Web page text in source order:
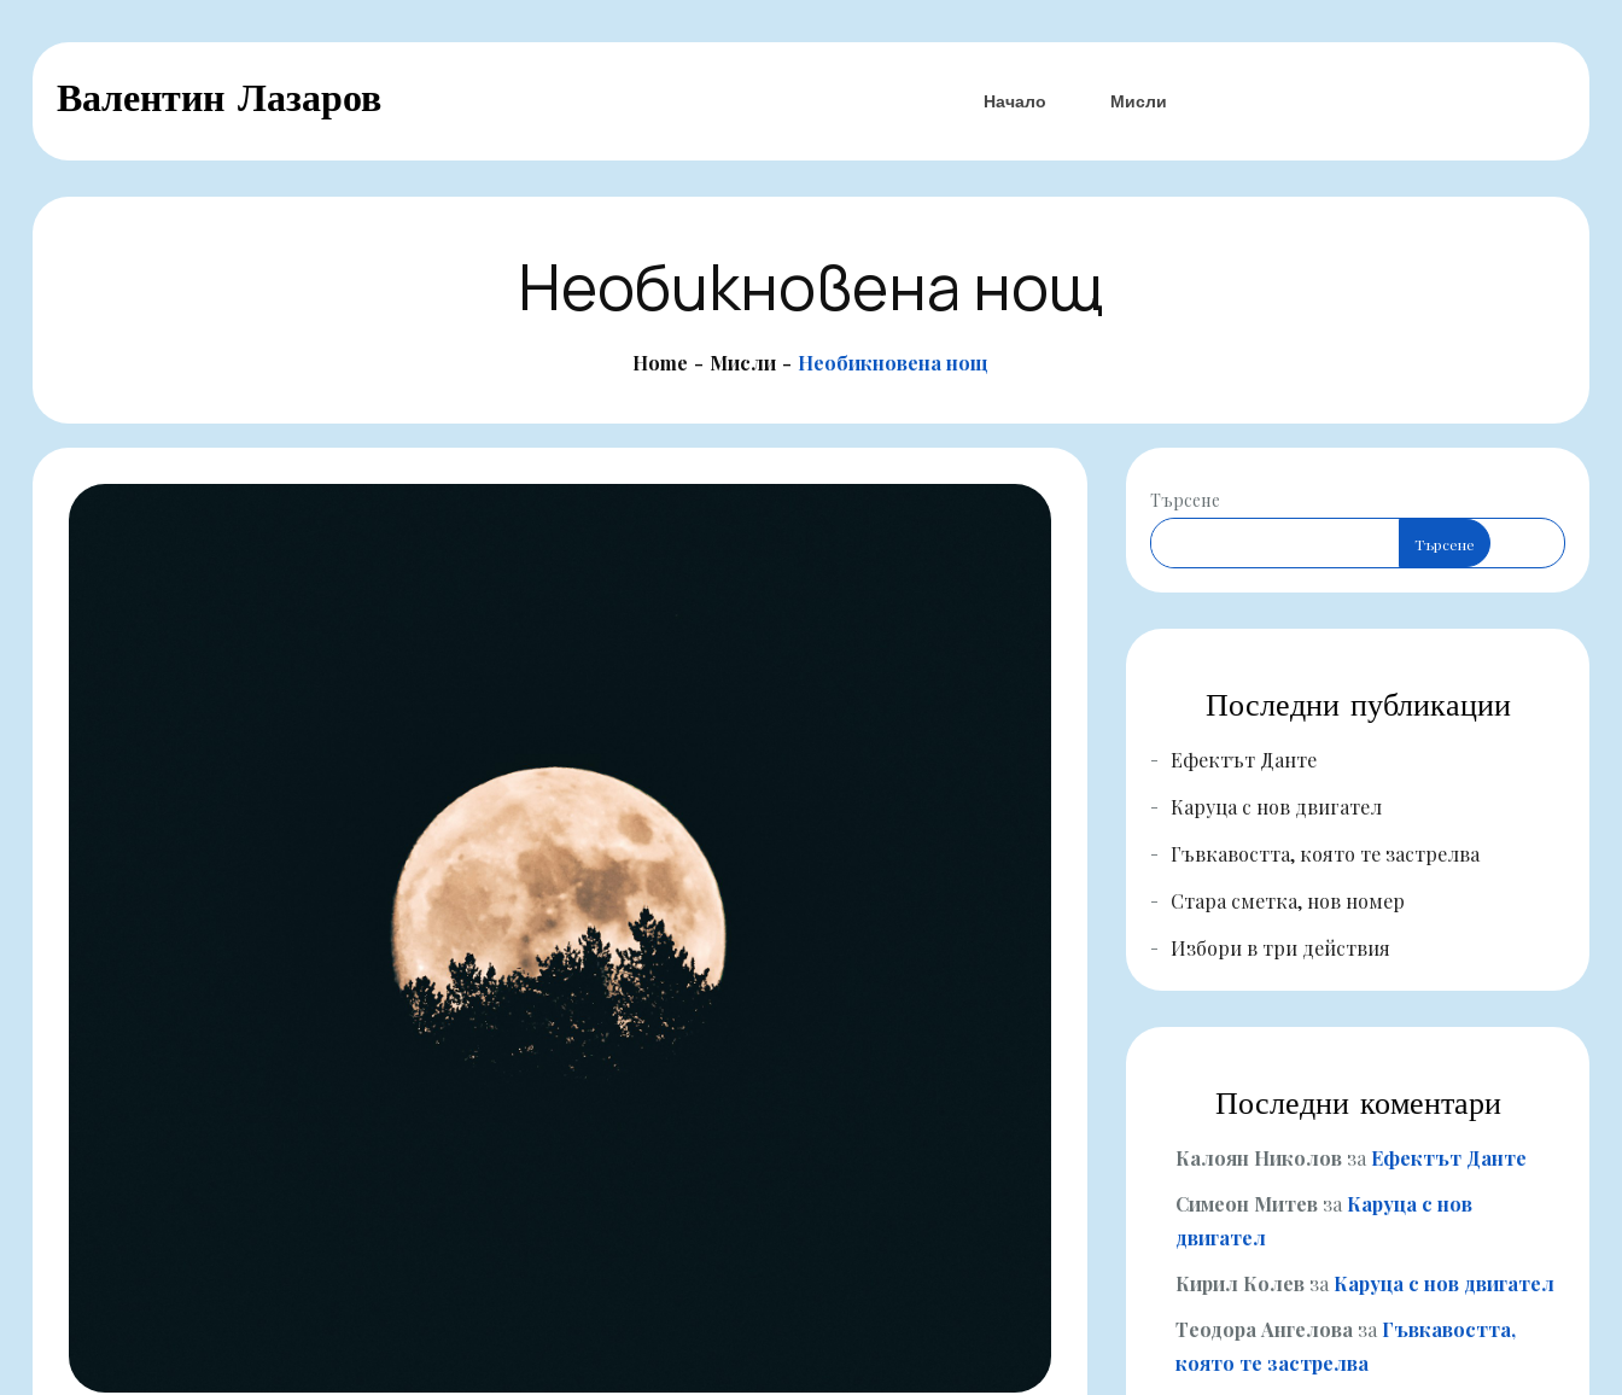
content
Валентин Лазаров Начало Мисли
Необикновена нощ
Home Мисли Необикновена нощ
Търсене
Търсене
Последни публикации
Ефектът Данте
Каруца с нов двигател
Гъвкавостта, която те застрелва
Стара сметка, нов номер
Избори в три действия
Последни коментари
Калоян Николов за Ефектът Данте
Симеон Митев за Каруца с нов
двигател
Кирил Колев за Каруца с нов двигател
Теодора Ангелова за Гъвкавостта,
която те застрелва